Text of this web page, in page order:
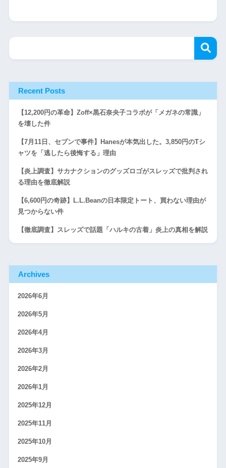
Recent Posts
【12,200円の革命】Zoff×黒石奈央子コラボが「メガネの常識」
を壊した件
【7月11日、セブンで事件】Hanesが本気出した。3,850円のTシ
ャツを「逃したら後悔する」理由
【炎上調査】サカナクションのグッズロゴがスレッズで批判され
る理由を徹底解説
【6,600円の奇跡】L.L.Beanの日本限定トート、買わない理由が
見つからない件
【徹底調査】スレッズで話題「ハルキの古着」炎上の真相を解説
Archives
2026年6月
2026年5月
2026年4月
2026年3月
2026年2月
2026年1月
2025年12月
2025年11月
2025年10月
2025年9月